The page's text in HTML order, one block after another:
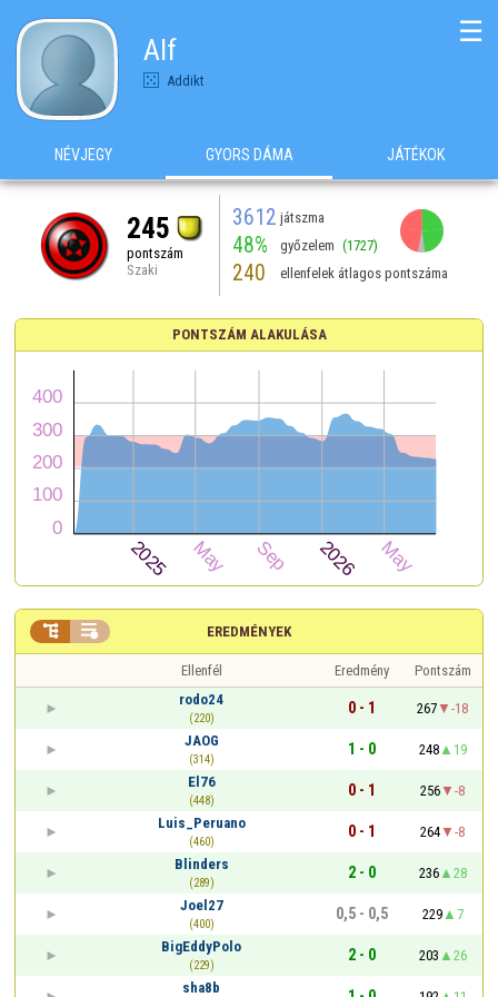
Alf
Addikt
☰
NÉVJEGY GYORS DÁMA JÁTÉKOK
245
pontszám
Szaki
3612 játszma
48% győzelem (1727)
240 ellenfelek átlagos pontszáma
PONTSZÁM ALAKULÁSA
EREDMÉNYEK
 
Ellenfél Eredmény
Pontszám
rodo24
(220)
0 - 1 267
-18
JAOG
(314)
1 - 0 248
19
El76
(448)
0 - 1 256
-8
Luis_Peruano
(460)
0 - 1 264
-8
Blinders
(289)
2 - 0 236
28
Joel27
(400)
0,5 - 0,5 229
7
BigEddyPolo
(229)
2 - 0 203
26
sha8b